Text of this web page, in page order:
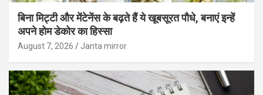
बिना मिट्टी और मेंटेनेंस के बढ़ते हैं ये खूबसूरत पौधे, बनाएं इन्‍हें
अपने होम डेकोर का हिस्‍सा
August 7, 2026 Janta mirror